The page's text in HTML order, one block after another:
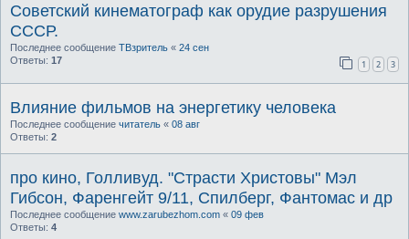
Советский кинематограф как орудие разрушения
СССР.
Последнее сообщение ТВзритель « 24 сен
Ответы: 17 1 2 3
Влияние фильмов на энергетику человека
Последнее сообщение читатель « 08 авг
Ответы: 2
про кино, Голливуд. "Страсти Христовы" Мэл
Гибсон, Фаренгейт 9/11, Спилберг, Фантомас и др
Последнее сообщение www.zarubezhom.com « 09 фев
Ответы: 4